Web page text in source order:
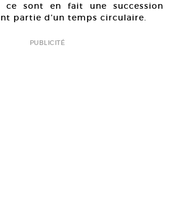
ce sont en fait une succession
partie d’un temps circulaire.
PUBLICITÉ